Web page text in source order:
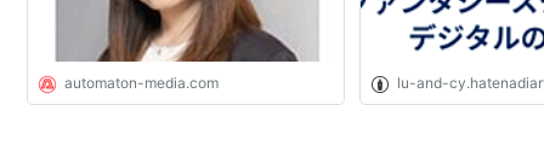
移植・リメイクなど
1994年4月2日にメガドライブで復刻版が発売。セガサ
automaton-media.com lu-and-